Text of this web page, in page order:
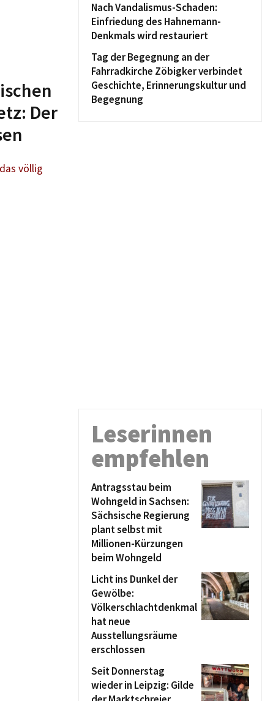
Der
völlig
Nach Vandalismus-Schaden:
Einfriedung des Hahnemann-
Denkmals wird restauriert
Tag der Begegnung an der
Fahrradkirche Zöbigker verbindet
Geschichte, Erinnerungskultur und
Begegnung
Leserinnen
empfehlen
Antragsstau beim
Wohngeld in Sachsen:
Sächsische Regierung
plant selbst mit
Millionen-Kürzungen
beim Wohngeld
Licht ins Dunkel der
Gewölbe:
Völkerschlachtdenkmal
hat neue
Ausstellungsräume
erschlossen
Seit Donnerstag
wieder in Leipzig: Gilde